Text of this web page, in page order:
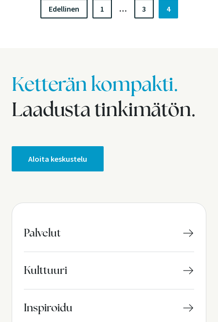
k
k
e
Edellinen 1 … 3 4
Ketterän kompakti.
Laadusta tinkimätön.
Aloita keskustelu
Palvelut
Kulttuuri
Inspiroidu